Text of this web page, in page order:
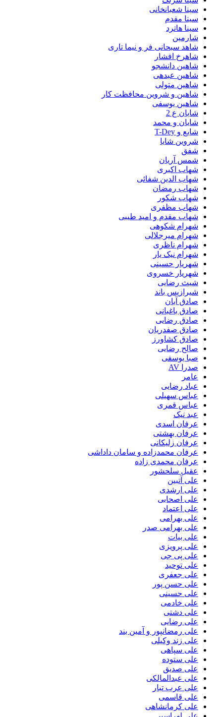
سینا شعبانخانی
سینا مقدم
سینا هاترد
شارمین
شاهد سبحانی فر و نیما تاری
شاهرخ افشار
شاهین دانشجو
شاهین عبدهی
شاهین متولی
شاهین و شروین محافظت کار
شاهین یوسفی
شایان ع 2
شایان و محمد
شایع و T-Dey
شروین شایا
شفق
شمس آریان
شهاب اکبری
شهاب الدین شفائی
شهاب رمضان
شهاب شکور
شهاب مظفری
شهاب مقدم و امید طیبی
شهرام شکوهی
شهرام میرجلالی
شهرام ناظری
شهرام نیک یار
شهریار حسینی
شهریار خسروی
شیث رضایی
شیرازیس باند
صادق آبان
صادق باغبانی
صادق رضایی
صادق صفدریان
صادق کشاورز
صالح رضایی
صبا یوسفی
صدرا AV
عامر
عباد رضایی
عباس سهیلی
عباس قمری
عبد نیک
عرفان اسدی
عرفان بهشتی
عرفان زلیکانی
عرفان محمدزاده و سامان داداشی
عرفان محمدی زاده
عقیل سلحشور
علی آتبین
علی ارشدی
علی اصحابی
علی اعتماد
علی بهرامی
علی بهرامی صدر
علی بیات
علی پرویزی
علی پی جی
علی توحید
علی جعفری
علی حسن پور
علی حسینی
علی خادمی
علی دشتی
علی رضایی
علی رمضانپور و آمین بند
علی زند وکیلی
علی سپاهی
علی ستوده
علی صدیق
علی عبدالمالکی
علی عرب تبار
علی قاسمی
علی کرمانشاهی